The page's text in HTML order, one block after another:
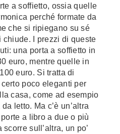
a soffietto, ossia quelle
perché formate da
che si ripiegano su sé
I prezzi di queste
una porta a soffietto in
euro, mentre quelle in
euro. Si tratta di
poco eleganti per
casa, come ad esempio
letto. Ma c’è un’altra
a libro a due o più
sull’altra, un po’